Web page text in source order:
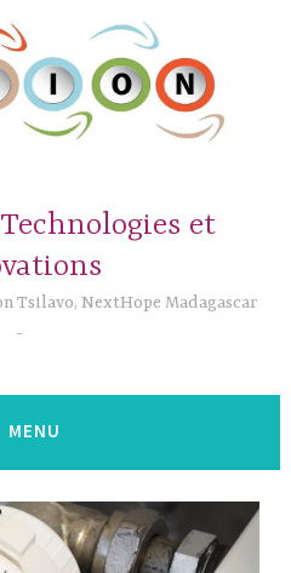
et
Tsilavo, NextHope Madagascar
MENU